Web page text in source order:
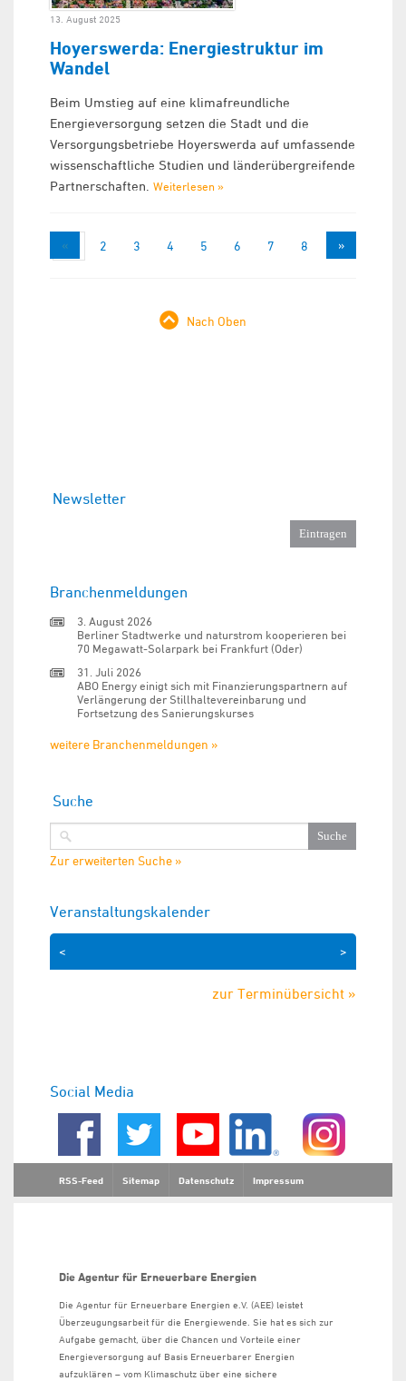
13. August 2025
Hoyerswerda: Energiestruktur im
Wandel
Beim Umstieg auf eine klimafreundliche
Energieversorgung setzen die Stadt und die
Versorgungsbetriebe Hoyerswerda auf umfassende
wissenschaftliche Studien und länderübergreifende
Partnerschaften. Weiterlesen »
«1 2 3 4 5 6 7 8 9»
Nach Oben
Newsletter
Branchenmeldungen
3. August 2026
Berliner Stadtwerke und naturstrom kooperieren bei
70 Megawatt-Solarpark bei Frankfurt (Oder)
31. Juli 2026
ABO Energy einigt sich mit Finanzierungspartnern auf
Verlängerung der Stillhaltevereinbarung und
Fortsetzung des Sanierungskurses
weitere Branchenmeldungen »
Suche
Zur erweiterten Suche »
Veranstaltungskalender
>
<
zur Terminübersicht »
Social Media
RSS-Feed Sitemap Datenschutz Impressum
Die Agentur für Erneuerbare Energien
Die Agentur für Erneuerbare Energien e.V. (AEE) leistet
Überzeugungsarbeit für die Energiewende. Sie hat es sich zur
Aufgabe gemacht, über die Chancen und Vorteile einer
Energieversorgung auf Basis Erneuerbarer Energien
aufzuklären – vom Klimaschutz über eine sichere